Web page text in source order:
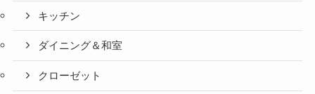
キッチン
ダイニング＆和室
クローゼット